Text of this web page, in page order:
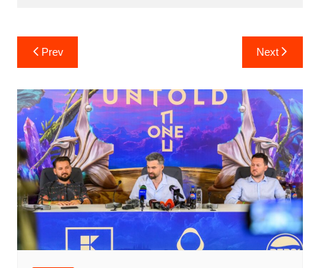
Post
navigation
Prev Next